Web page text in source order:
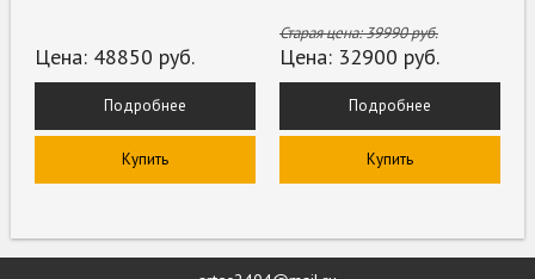
Цена: 48850 руб.
Подробнее
Купить
Старая цена:39990руб.
Цена: 32900 руб.
Подробнее
Купить